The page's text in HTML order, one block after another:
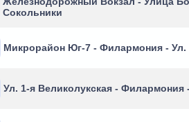
Сокольники
Микрорайон Юг-7 - Филармония - Ул.
Ул. 1-я Великолукская -